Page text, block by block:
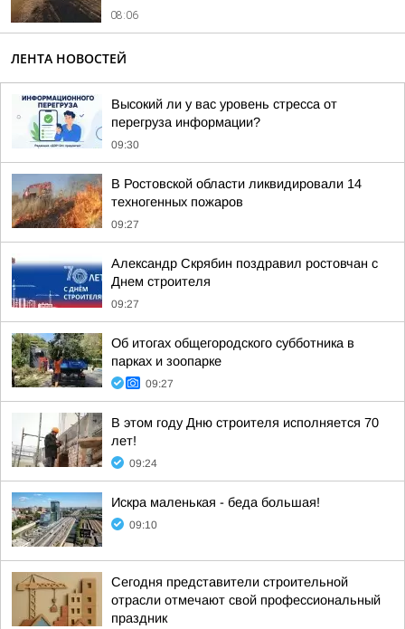
08:06
ЛЕНТА НОВОСТЕЙ
Высокий ли у вас уровень стресса от
перегруза информации?
09:30
В Ростовской области ликвидировали 14
техногенных пожаров
09:27
Александр Скрябин поздравил ростовчан с
Днем строителя
09:27
Об итогах общегородского субботника в
парках и зоопарке
09:27
В этом году Дню строителя исполняется 70
лет!
09:24
Искра маленькая - беда большая!
09:10
Сегодня представители строительной
отрасли отмечают свой профессиональный
праздник